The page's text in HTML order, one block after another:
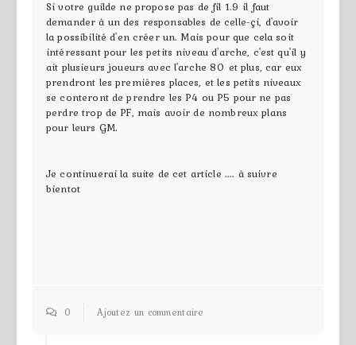
Si votre guilde ne propose pas de fil 1.9 il faut
demander à un des responsables de celle-çi, d'avoir
la possibilité d'en créer un. Mais pour que cela soit
intéressant pour les petits niveau d'arche, c'est qu'il y
ait plusieurs joueurs avec l'arche 80 et plus, car eux
prendront les premières places, et les petits niveaux
se conteront de prendre les P4 ou P5 pour ne pas
perdre trop de PF, mais avoir de nombreux plans
pour leurs GM.
Je continuerai la suite de cet article .... à suivre
bientot
0 Ajoutez un commentaire